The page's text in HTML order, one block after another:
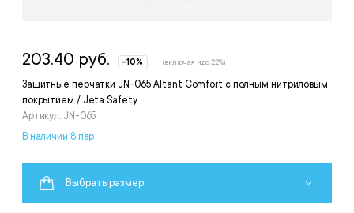
Защитные перчатки JN-065 Altant Comfort с полным нитриловым
покрытием / Jeta Safety
Артикул: JN-065
203.40 руб. -10% (включая ндс 22%)
В наличии 8 пар
Выбрать размер